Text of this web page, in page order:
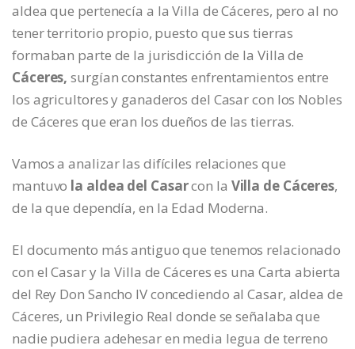
aldea que pertenecía a la Villa de Cáceres, pero al no
tener territorio propio, puesto que sus tierras
formaban parte de la jurisdicción de la Villa de
Cáceres, surgían constantes enfrentamientos entre
los agricultores y ganaderos del Casar con los Nobles
de Cáceres que eran los dueños de las tierras.
Vamos a analizar las difíciles relaciones que
mantuvo la aldea del Casarcon la Villa de Cáceres,
de la que dependía, en la Edad Moderna.
El documento más antiguo que tenemos relacionado
con el Casar y la Villa de Cáceres es una Carta abierta
del Rey Don Sancho IV concediendo al Casar, aldea de
Cáceres, un Privilegio Real donde se señalaba que
nadie pudiera adehesar en media legua de terreno